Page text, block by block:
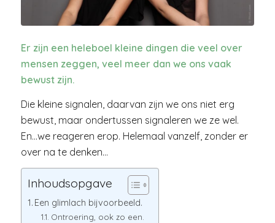
Er zijn een heleboel kleine dingen die veel over
mensen zeggen, veel meer dan we ons vaak
bewust zijn.
Die kleine signalen, daarvan zijn we ons niet erg
bewust, maar ondertussen signaleren we ze wel.
En…we reageren erop. Helemaal vanzelf, zonder er
over na te denken…
Inhoudsopgave
Een glimlach bijvoorbeeld.
Ontroering, ook zo een.